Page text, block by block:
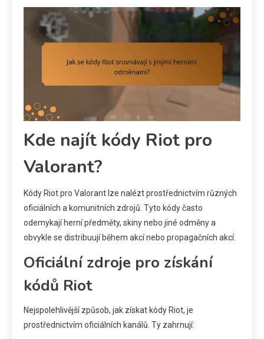
Kde najít kódy Riot pro
Valorant?
Kódy Riot pro Valorant lze nalézt prostřednictvím různých
oficiálních a komunitních zdrojů. Tyto kódy často
odemykají herní předměty, skiny nebo jiné odměny a
obvykle se distribuují během akcí nebo propagačních akcí.
Oficiální zdroje pro získání
kódů Riot
Nejspolehlivější způsob, jak získat kódy Riot, je
prostřednictvím oficiálních kanálů. Ty zahrnují: